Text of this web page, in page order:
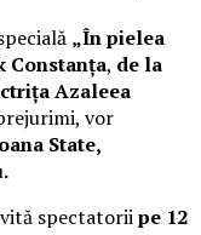
„În pielea
Constanța, de la
Azaleea
vor
State,
spectatoriipe 12